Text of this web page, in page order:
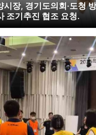
시장, 경기도의회·도청
조기추진 협조 요청.